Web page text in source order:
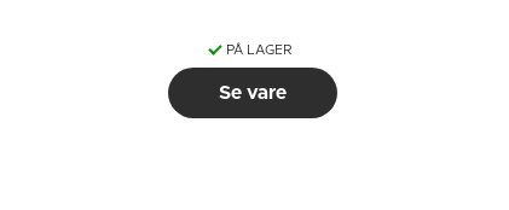
PÅ LAGER
Se vare